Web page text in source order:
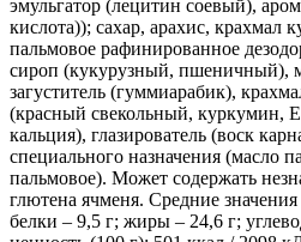
эмульгатор (лецитин соевый),
кислота)); сахар, арахис, крахмал
пальмовое рафинированное
сироп (кукурузный, пшеничный),
загуститель (гуммиарабик),
(красный свекольный, куркумин,
кальция), глазирователь (воск
специального назначения (масло
пальмовое). Может содержать
глютена ячменя. Средние
белки – 9,5 г; жиры – 24,6 г;